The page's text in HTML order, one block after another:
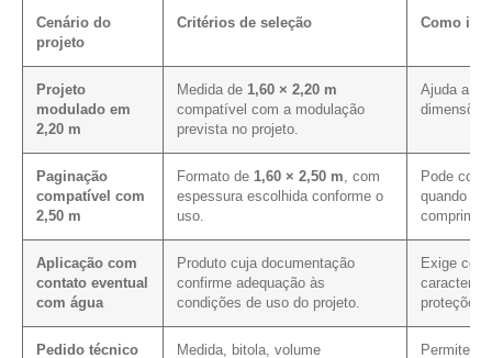
Cenário do
projeto
Critérios de seleção Como
Projeto
modulado em
2,20 m
Medida de 1,60 × 2,20 m
compatível com a modulação
prevista no projeto.
Ajuda a
Paginação
compatível com
2,50 m
Formato de 1,60 × 2,50 m , com
espessura escolhida conforme o
uso.
Pode
quando a
Aplicação com
contato eventual
com água
Produto cuja documentação
confirme adequação às
condições de uso do projeto.
Exige
proteções
Pedido técnico
Medida, bitola, volume
Permite